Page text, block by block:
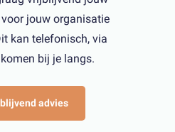
jouw organisatie
kan telefonisch, via
bij je langs.
advies